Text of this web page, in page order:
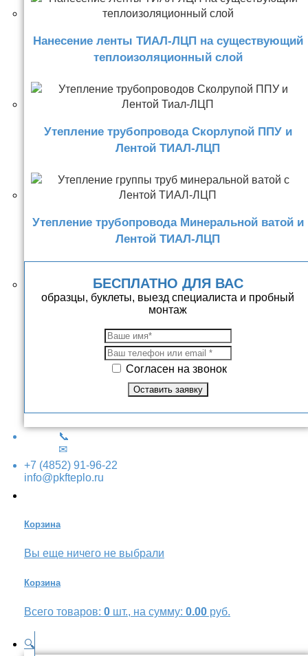
Нанесение ленты ТИАЛ-ЛЦП на существующий
теплоизоляционный слой
Утепление трубопровода Скорлупой ППУ и
Лентой ТИАЛ-ЛЦП
Утепление трубопровода Минеральной ватой и
Лентой ТИАЛ-ЛЦП
БЕСПЛАТНО ДЛЯ ВАС
образцы, буклеты, выезд специалиста и пробный
монтаж
Согласен на звонок
📞
✉
+7 (4852) 91-96-22
info@pkfteplo.ru
Корзина
Вы еще ничего не выбрали
Корзина
Всего товаров: 0 шт., на сумму: 0.00 руб.
🔍